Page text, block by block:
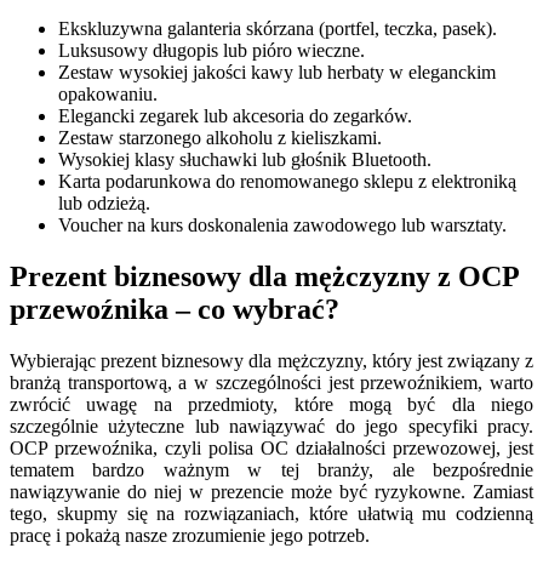
Ekskluzywna galanteria skórzana (portfel, teczka, pasek).
Luksusowy długopis lub pióro wieczne.
Zestaw wysokiej jakości kawy lub herbaty w eleganckim
opakowaniu.
Elegancki zegarek lub akcesoria do zegarków.
Zestaw starzonego alkoholu z kieliszkami.
Wysokiej klasy słuchawki lub głośnik Bluetooth.
Karta podarunkowa do renomowanego sklepu z elektroniką
lub odzieżą.
Voucher na kurs doskonalenia zawodowego lub warsztaty.
Prezent biznesowy dla mężczyzny z OCP
przewoźnika – co wybrać?
Wybierając prezent biznesowy dla mężczyzny, który jest związany z
branżą transportową, a w szczególności jest przewoźnikiem, warto
zwrócić uwagę na przedmioty, które mogą być dla niego
szczególnie użyteczne lub nawiązywać do jego specyfiki pracy.
OCP przewoźnika, czyli polisa OC działalności przewozowej, jest
tematem bardzo ważnym w tej branży, ale bezpośrednie
nawiązywanie do niej w prezencie może być ryzykowne. Zamiast
tego, skupmy się na rozwiązaniach, które ułatwią mu codzienną
pracę i pokażą nasze zrozumienie jego potrzeb.